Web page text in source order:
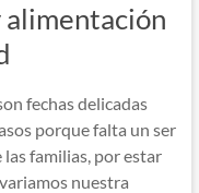
fechas delicadas
porque falta un ser
familias, por estar
nuestra